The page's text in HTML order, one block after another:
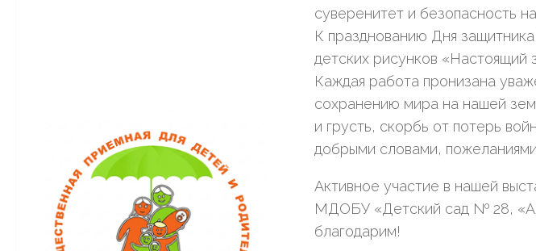
суверенитет и безопасность
К празднованию Дня
детских рисунков «Настоящий
Каждая работа пронизана
сохранению мира на нашей
и грусть, скорбь от потерь
добрыми словами,
Активное участие в нашей
МДОБУ «Детский сад № 28,
благодарим!